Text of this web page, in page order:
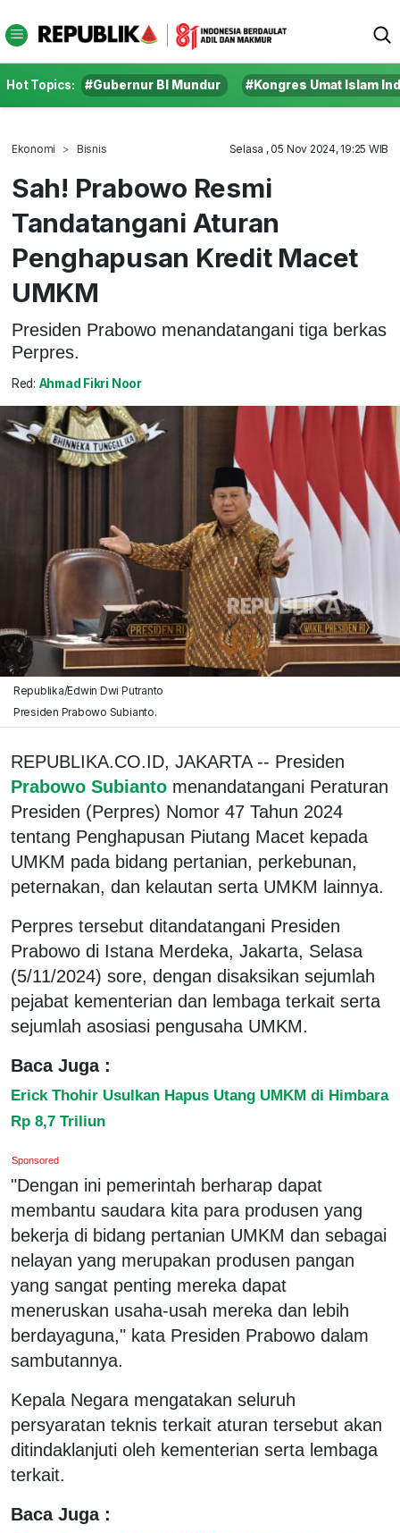
Hot Topics: #Gubernur BI Mundur #Kongres Umat Islam
Ekonomi Bisnis Selasa , 05 Nov 2024, 19:25 WIB
Sah! Prabowo Resmi
Tandatangani Aturan
Penghapusan Kredit Macet
UMKM
Presiden Prabowo menandatangani tiga berkas
Perpres.
Red: Ahmad Fikri Noor
Republika/Edwin Dwi Putranto
Presiden Prabowo Subianto.
REPUBLIKA.CO.ID, JAKARTA -- Presiden
Prabowo Subianto menandatangani Peraturan
Presiden (Perpres) Nomor 47 Tahun 2024
tentang Penghapusan Piutang Macet kepada
UMKM pada bidang pertanian, perkebunan,
peternakan, dan kelautan serta UMKM lainnya.
Perpres tersebut ditandatangani Presiden
Prabowo di Istana Merdeka, Jakarta, Selasa
(5/11/2024) sore, dengan disaksikan sejumlah
pejabat kementerian dan lembaga terkait serta
sejumlah asosiasi pengusaha UMKM.
Baca Juga :
Erick Thohir Usulkan Hapus Utang UMKM di Himbara
Rp 8,7 Triliun
Sponsored
"Dengan ini pemerintah berharap dapat
membantu saudara kita para produsen yang
bekerja di bidang pertanian UMKM dan sebagai
nelayan yang merupakan produsen pangan
yang sangat penting mereka dapat
meneruskan usaha-usah mereka dan lebih
berdayaguna," kata Presiden Prabowo dalam
sambutannya.
Kepala Negara mengatakan seluruh
persyaratan teknis terkait aturan tersebut akan
ditindaklanjuti oleh kementerian serta lembaga
terkait.
Baca Juga :